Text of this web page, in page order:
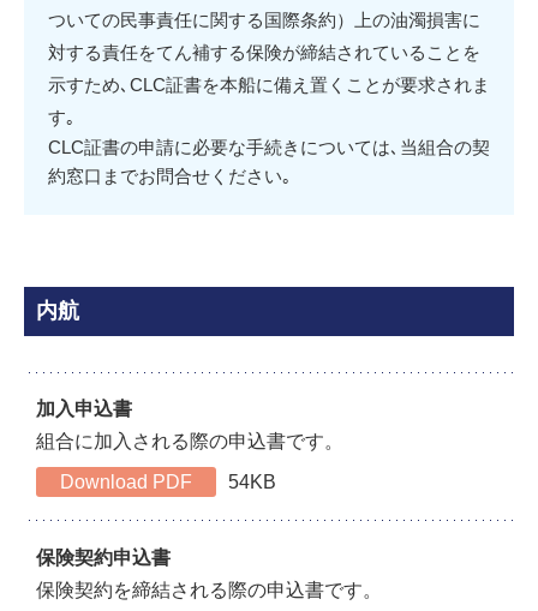
ついての民事責任に関する国際条約）上の油濁損害に
対する責任をてん補する保険が締結されていることを
示すため､CLC証書を本船に備え置くことが要求されま
す｡
CLC証書の申請に必要な手続きについては､当組合の契
約窓口までお問合せください｡
内航
加入申込書
組合に加入される際の申込書です。
Download PDF
54KB
保険契約申込書
保険契約を締結される際の申込書です。